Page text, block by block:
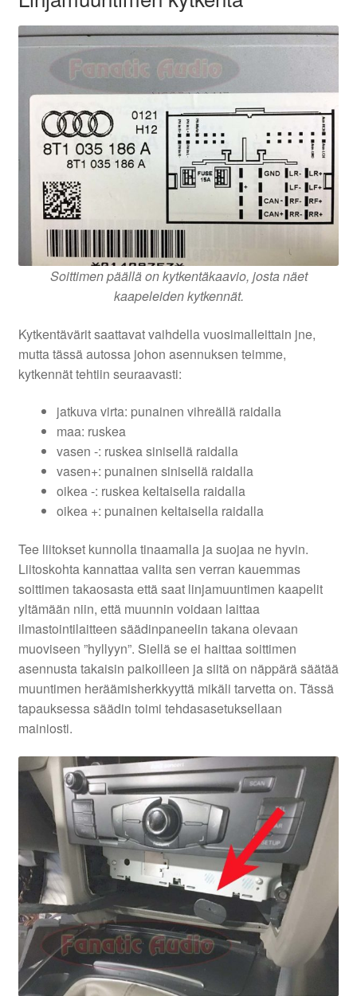
Soittimen päällä on kytkentäkaavio, josta näet
kaapeleiden kytkennät.
Kytkentävärit saattavat vaihdella vuosimalleittain jne,
mutta tässä autossa johon asennuksen teimme,
kytkennät tehtiin seuraavasti:
jatkuva virta: punainen vihreällä raidalla
maa: ruskea
vasen -: ruskea sinisellä raidalla
vasen+: punainen sinisellä raidalla
oikea -: ruskea keltaisella raidalla
oikea +: punainen keltaisella raidalla
Tee liitokset kunnolla tinaamalla ja suojaa ne hyvin.
Liitoskohta kannattaa valita sen verran kauemmas
soittimen takaosasta että saat linjamuuntimen kaapelit
yltämään niin, että muunnin voidaan laittaa
ilmastointilaitteen säädinpaneelin takana olevaan
muoviseen ”hyllyyn”. Siellä se ei haittaa soittimen
asennusta takaisin paikoilleen ja siitä on näppärä säätää
muuntimen heräämisherkkyyttä mikäli tarvetta on. Tässä
tapauksessa säädin toimi tehdasasetuksellaan
mainiosti.